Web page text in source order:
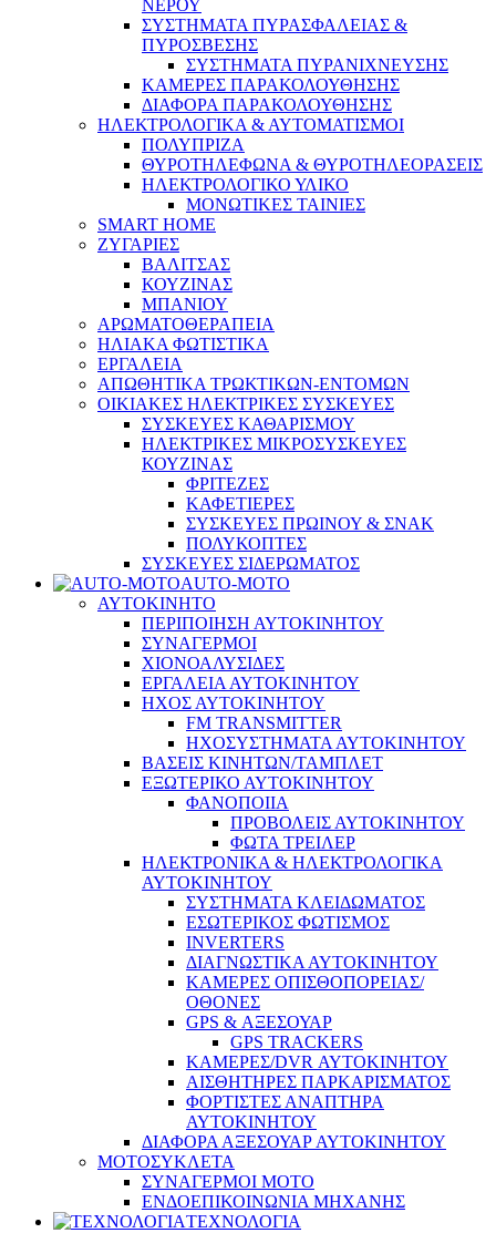
ΝΕΡΟΥ
ΣΥΣΤΗΜΑΤΑ ΠΥΡΑΣΦΑΛΕΙΑΣ &
ΠΥΡΟΣΒΕΣΗΣ
ΣΥΣΤΗΜΑΤΑ ΠΥΡΑΝΙΧΝΕΥΣΗΣ
ΚΑΜΕΡΕΣ ΠΑΡΑΚΟΛΟΥΘΗΣΗΣ
ΔΙΑΦΟΡΑ ΠΑΡΑΚΟΛΟΥΘΗΣΗΣ
ΗΛΕΚΤΡΟΛΟΓΙΚΑ & ΑΥΤΟΜΑΤΙΣΜΟΙ
ΠΟΛΥΠΡΙΖΑ
ΘΥΡΟΤΗΛΕΦΩΝΑ & ΘΥΡΟΤΗΛΕΟΡΑΣΕΙΣ
ΗΛΕΚΤΡΟΛΟΓΙΚΟ ΥΛΙΚΟ
ΜΟΝΩΤΙΚΕΣ ΤΑΙΝΙΕΣ
SMART HOME
ΖΥΓΑΡΙΕΣ
ΒΑΛΙΤΣΑΣ
ΚΟΥΖΙΝΑΣ
ΜΠΑΝΙΟΥ
ΑΡΩΜΑΤΟΘΕΡΑΠΕΙΑ
ΗΛΙΑΚΑ ΦΩΤΙΣΤΙΚΑ
ΕΡΓΑΛΕΙΑ
ΑΠΩΘΗΤΙΚΑ ΤΡΩΚΤΙΚΩΝ-ΕΝΤΟΜΩΝ
ΟΙΚΙΑΚΕΣ ΗΛΕΚΤΡΙΚΕΣ ΣΥΣΚΕΥΕΣ
ΣΥΣΚΕΥΕΣ ΚΑΘΑΡΙΣΜΟΥ
ΗΛΕΚΤΡΙΚΕΣ ΜΙΚΡΟΣΥΣΚΕΥΕΣ
ΚΟΥΖΙΝΑΣ
ΦΡΙΤΕΖΕΣ
ΚΑΦΕΤΙΕΡΕΣ
ΣΥΣΚΕΥΕΣ ΠΡΩΙΝΟΥ & ΣΝΑΚ
ΠΟΛΥΚΟΠΤΕΣ
ΣΥΣΚΕΥΕΣ ΣΙΔΕΡΩΜΑΤΟΣ
AUTO-MOTO
ΑΥΤΟΚΙΝΗΤΟ
ΠΕΡΙΠΟΙΗΣΗ ΑΥΤΟΚΙΝΗΤΟΥ
ΣΥΝΑΓΕΡΜΟΙ
ΧΙΟΝΟΑΛΥΣΙΔΕΣ
ΕΡΓΑΛΕΙΑ ΑΥΤΟΚΙΝΗΤΟΥ
ΗΧΟΣ ΑΥΤΟΚΙΝΗΤΟΥ
FM TRANSMITTER
ΗΧΟΣΥΣΤΗΜΑΤΑ ΑΥΤΟΚΙΝΗΤΟΥ
ΒΑΣΕΙΣ ΚΙΝΗΤΩΝ/ΤΑΜΠΛΕΤ
ΕΞΩΤΕΡΙΚΟ ΑΥΤΟΚΙΝΗΤΟΥ
ΦΑΝΟΠΟΙΙΑ
ΠΡΟΒΟΛΕΙΣ ΑΥΤΟΚΙΝΗΤΟΥ
ΦΩΤΑ ΤΡΕΙΛΕΡ
ΗΛΕΚΤΡΟΝΙΚΑ & ΗΛΕΚΤΡΟΛΟΓΙΚΑ
ΑΥΤΟΚΙΝΗΤΟΥ
ΣΥΣΤΗΜΑΤΑ ΚΛΕΙΔΩΜΑΤΟΣ
ΕΣΩΤΕΡΙΚΟΣ ΦΩΤΙΣΜΟΣ
INVERTERS
ΔΙΑΓΝΩΣΤΙΚΑ ΑΥΤΟΚΙΝΗΤΟΥ
ΚΑΜΕΡΕΣ ΟΠΙΣΘΟΠΟΡΕΙΑΣ/
ΟΘΟΝΕΣ
GPS & ΑΞΕΣΟΥΑΡ
GPS TRACKERS
ΚΑΜΕΡΕΣ/DVR ΑΥΤΟΚΙΝΗΤΟΥ
ΑΙΣΘΗΤΗΡΕΣ ΠΑΡΚΑΡΙΣΜΑΤΟΣ
ΦΟΡΤΙΣΤΕΣ ΑΝΑΠΤΗΡΑ
ΑΥΤΟΚΙΝΗΤΟΥ
ΔΙΑΦΟΡΑ ΑΞΕΣΟΥΑΡ ΑΥΤΟΚΙΝΗΤΟΥ
ΜΟΤΟΣΥΚΛΕΤΑ
ΣΥΝΑΓΕΡΜΟΙ ΜΟΤΟ
ΕΝΔΟΕΠΙΚΟΙΝΩΝΙΑ ΜΗΧΑΝΗΣ
ΤΕΧΝΟΛΟΓΙΑ